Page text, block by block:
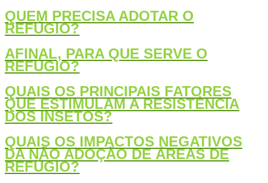
QUEM PRECISA ADOTAR O
REFÚGIO?
AFINAL, PARA QUE SERVE O
REFÚGIO?
QUAIS OS PRINCIPAIS FATORES
QUE ESTIMULAM A RESISTÊNCIA
DOS INSETOS?
QUAIS OS IMPACTOS NEGATIVOS
DA NÃO ADOÇÃO DE ÁREAS DE
REFÚGIO?